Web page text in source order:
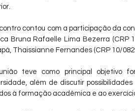
contou com a participação da
Bruna Rafaelle Lima Bezerra (CRP
Thaissianne Fernandes (CRP 10/
teve como principal objetivo
além de discutir
à formação acadêmica e ao